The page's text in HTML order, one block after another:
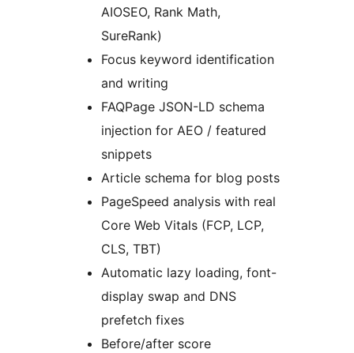
AIOSEO, Rank Math,
SureRank)
Focus keyword identification
and writing
FAQPage JSON-LD schema
injection for AEO / featured
snippets
Article schema for blog posts
PageSpeed analysis with real
Core Web Vitals (FCP, LCP,
CLS, TBT)
Automatic lazy loading, font-
display swap and DNS
prefetch fixes
Before/after score